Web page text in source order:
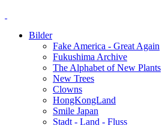
Bilder
Fake America - Great Again
Fukushima Archive
The Alphabet of New Plants
New Trees
Clowns
HongKongLand
Smile Japan
Stadt - Land - Fluss